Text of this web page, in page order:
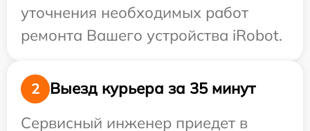
уточнения необходимых работ
ремонта Вашего устройства iRobot.
2
Выезд курьера за 35 минут
Сервисный инженер приедет в